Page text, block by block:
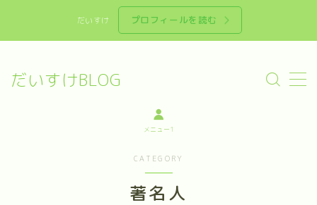
だいすけ プロフィールを読む
だいすけBLOG
Sample Page
お問い合わせ
利用規約／特定商取引法に基づく表記
有料記事の決済完了ページ
メニュー1
CATEGORY
著名人